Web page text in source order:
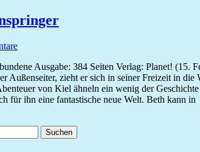
Ausgabe: 384 Seiten Verlag: Planet!
Außenseiter, zieht er sich in seiner Freizeit in
von Kiel ähneln ein wenig der
für ihn eine fantastische neue Welt. Beth kann in
Suchen